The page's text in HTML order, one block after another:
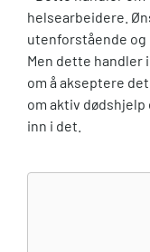
helsearbeidere.
utenforstående og
Men dette handler
om å akseptere
om aktiv
inn i det.